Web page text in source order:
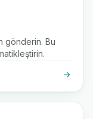
gönderin. Bu